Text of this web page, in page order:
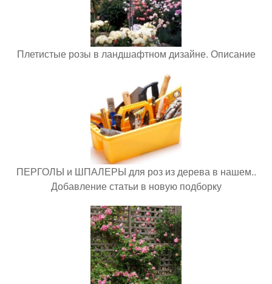
Плетистые розы в ландшафтном дизайне. Описание
ПЕРГОЛЫ и ШПАЛЕРЫ для роз из дерева в нашем..
Добавление статьи в новую подборку